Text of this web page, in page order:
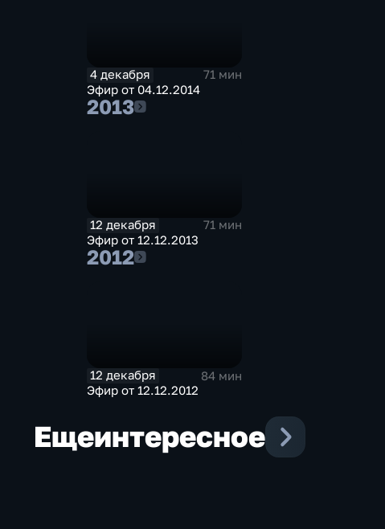
4 декабря
71 мин
Эфир от 04.12.2014
20132013
12 декабря
71 мин
Эфир от 12.12.2013
20122012
12 декабря
84 мин
Эфир от 12.12.2012
Ещеинтересное